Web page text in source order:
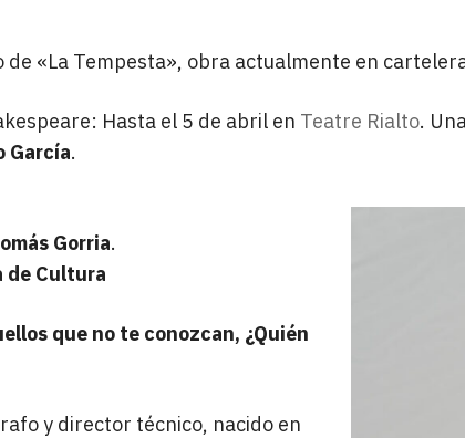
de «La Tempesta», obra actualmente en
Hasta el 5 de abril en Teatre Rialto.
García.
Gorria.
Cultura
que no te conozcan, ¿Quién
y director técnico, nacido en